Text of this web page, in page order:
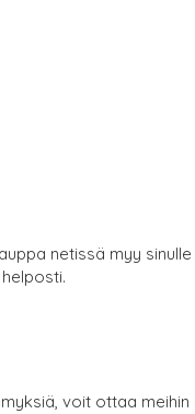
netissä myy
voit ottaa